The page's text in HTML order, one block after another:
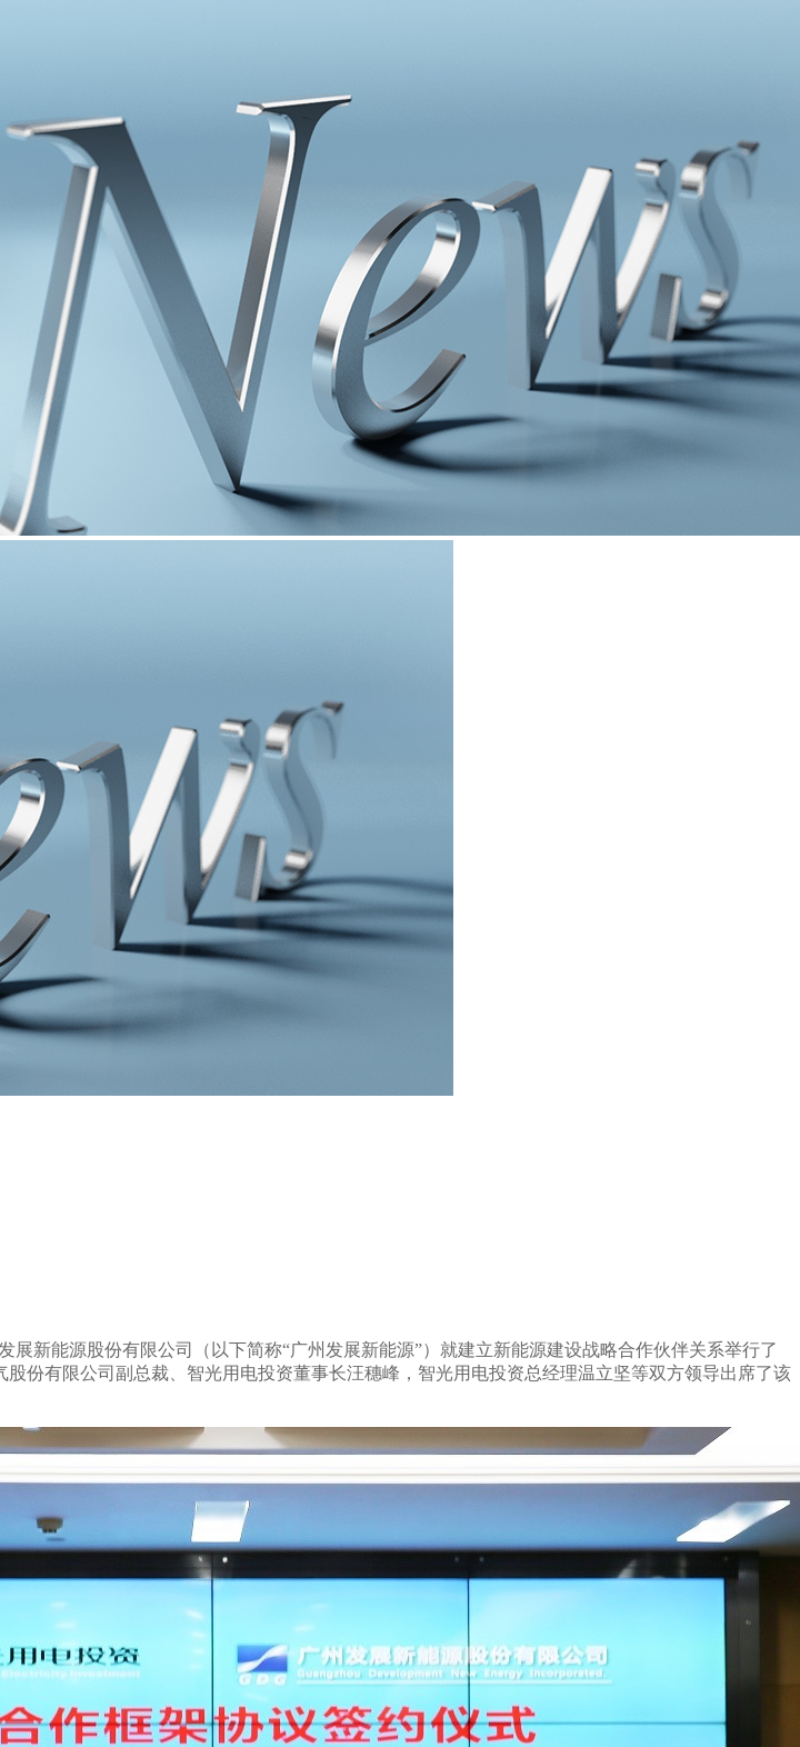
新能源股份有限公司（以下简称“广州发展新能源”）就建立新能源建设战略合作伙伴关系举行了
份有限公司副总裁、智光用电投资董事长汪穗峰，智光用电投资总经理温立坚等双方领导出席了该